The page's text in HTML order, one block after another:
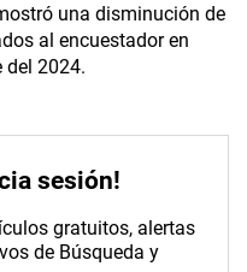
una disminución de
al encuestador en
del 2024.
sesión!
gratuitos, alertas
de Búsqueda y